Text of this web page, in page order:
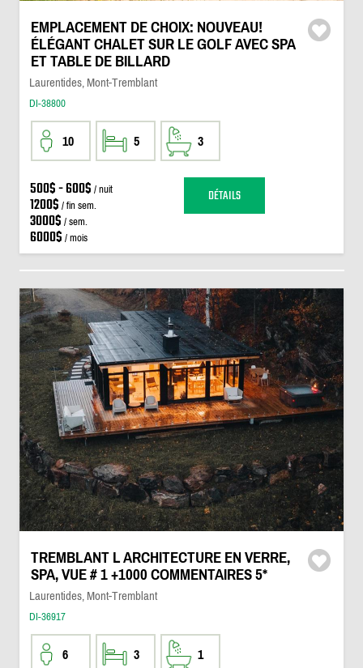
EMPLACEMENT DE CHOIX: NOUVEAU!
ÉLÉGANT CHALET SUR LE GOLF AVEC SPA
ET TABLE DE BILLARD
Laurentides, Mont-Tremblant
DI-38800
10 5 3
500$ - 600$ / nuit
1200$ / fin sem.
3000$ / sem.
6000$ / mois
DÉTAILS
TREMBLANT L ARCHITECTURE EN VERRE,
SPA, VUE # 1 +1000 COMMENTAIRES 5*
Laurentides, Mont-Tremblant
DI-36917
6 3 1